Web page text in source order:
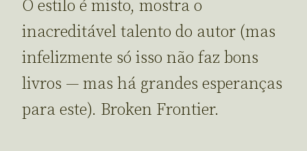
O estilo é misto, mostra o
inacreditável talento do autor (mas
infelizmente só isso não faz bons
livros — mas há grandes esperanças
para este). Broken Frontier.